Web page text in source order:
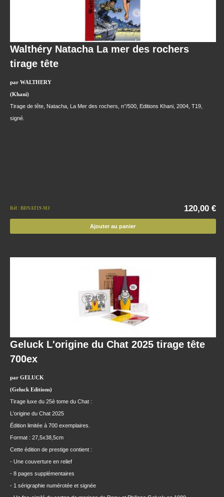
Walthéry Natacha La mer des rochers
tirage tête
par WALTHERY
(Khani)
Tirage de tête, Natacha, La Mer des rochers, n°/500, Editions Khani, 2004, T19,
signé.
Réf : BDNAT19-MJ 120,00 €
Ajouter au panier
Geluck L'origine du Chat 2025 tirage tête
700ex
par GELUCK
(Geluck Editions)
Tirage luxe du 25è tome du Chat :
L'origine du Chat 2025
Édition limitée à 700 exemplaires.
Format : 27,5x38,5cm
Cette édition de prestige contient :
- Une couverture en relief
- 8 pages supplémentaires
- 1 sérigraphie numérotée et signée